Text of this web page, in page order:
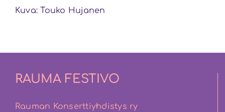
Kuva: Touko Hujanen
RAUMA FESTIVO
Rauman Konserttiyhdistys ry